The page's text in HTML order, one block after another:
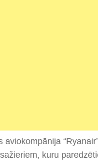
aviokompānija
kuru